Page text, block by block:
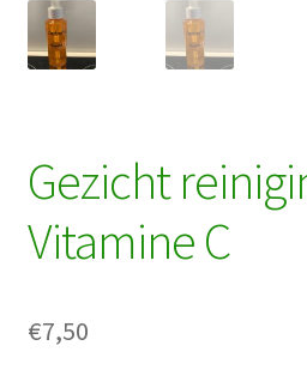
Gezicht
Vitamine C
€7,50